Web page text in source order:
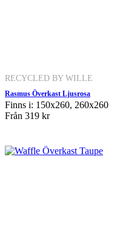
RECYCLED BY WILLE
Rasmus Överkast Ljusrosa
Finns i: 150x260, 260x260
Från 319 kr